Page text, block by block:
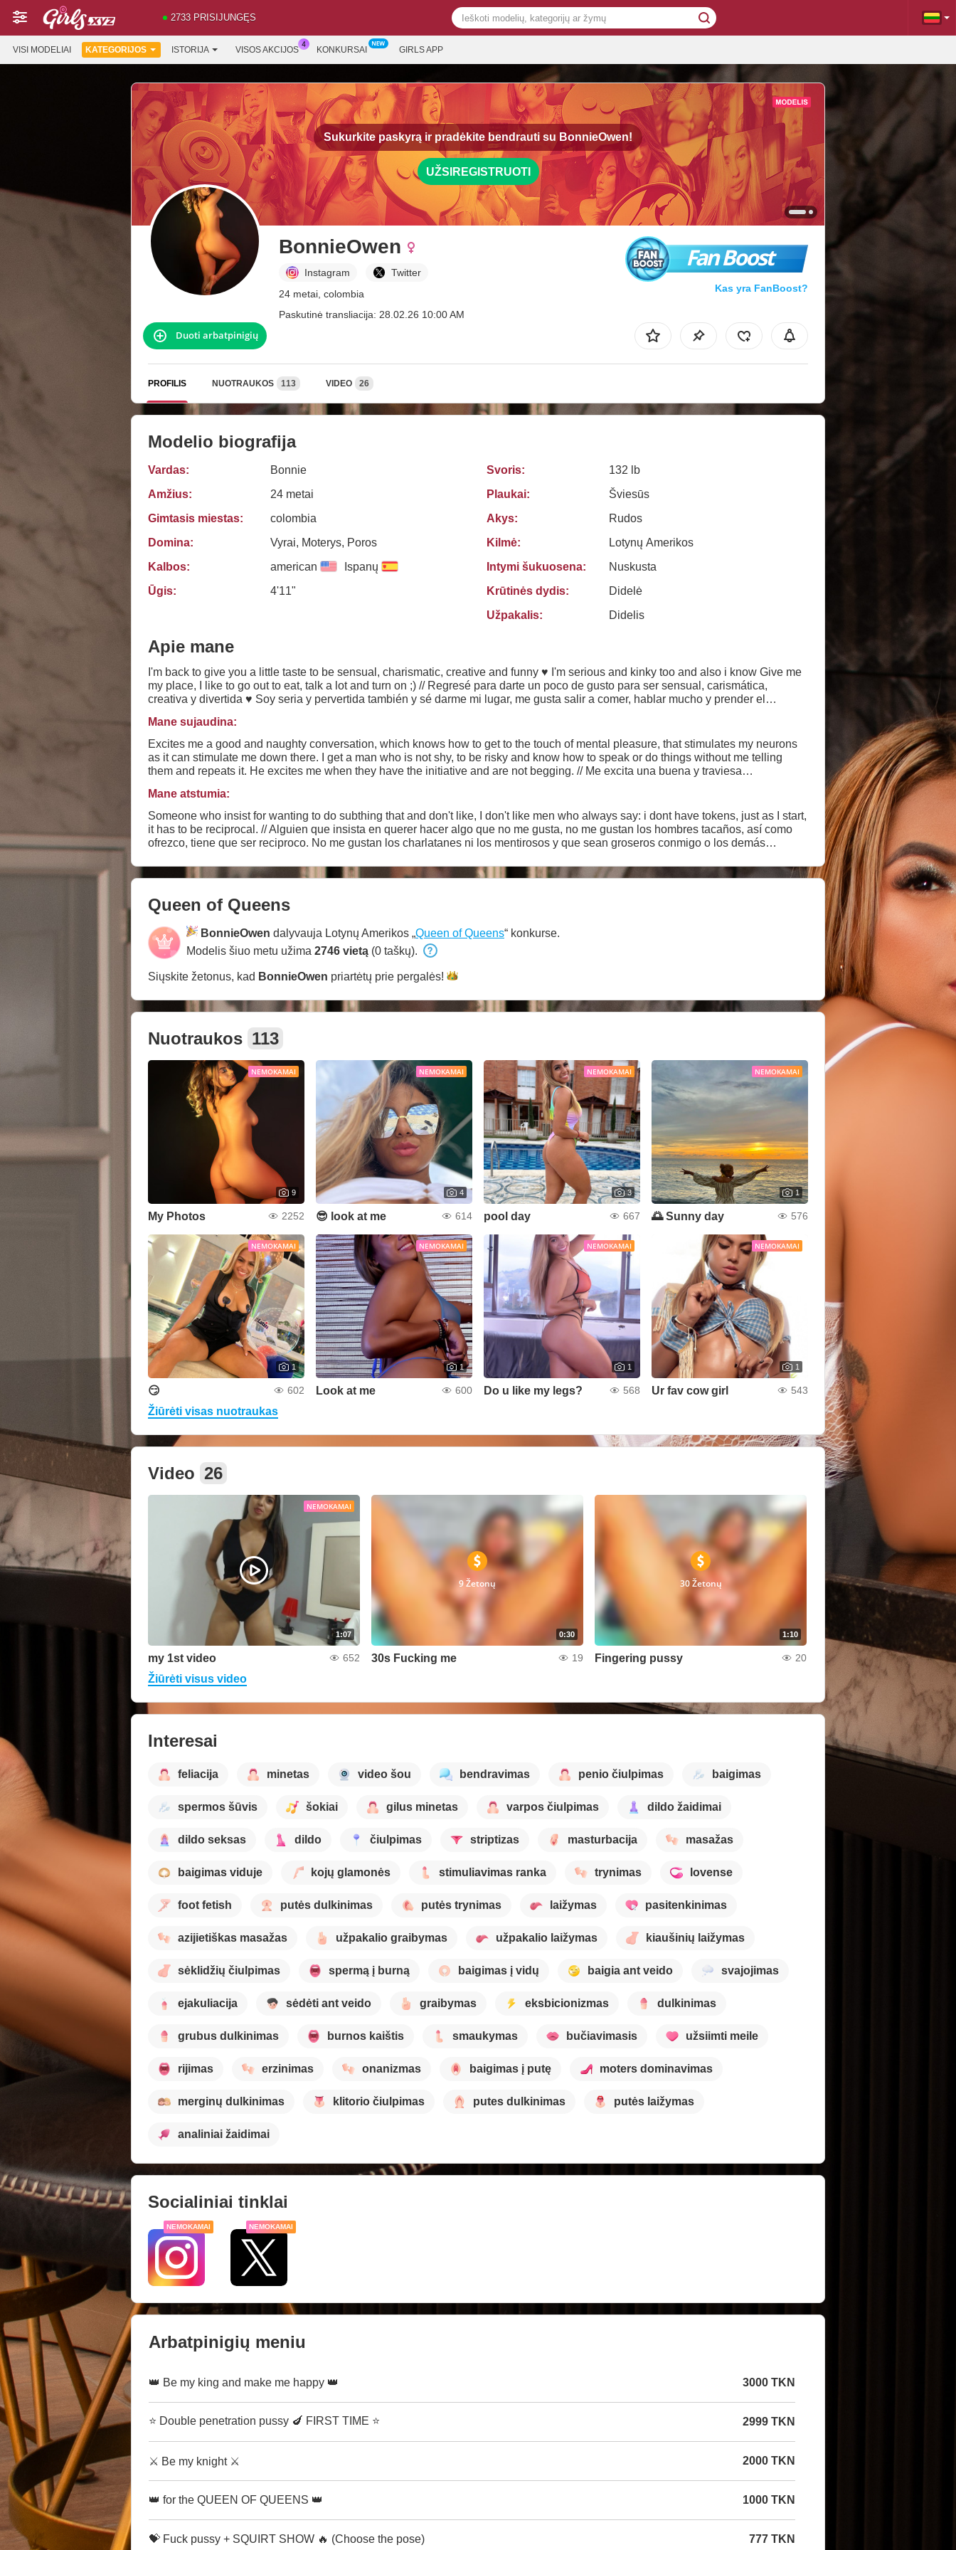
2733 PRISIJUNGĘS
VISI MODELIAI KATEGORIJOS ISTORIJA VISOS AKCIJOS KONKURSAI GIRLS APP
Sukurkite paskyrą ir pradėkite bendrauti suBonnieOwen!
UŽSIREGISTRUOTI
BonnieOwen
Instagram
Twitter
24 metai, colombia
Paskutinė transliacija: 28.02.26 10:00 AM
Fan Boost
Kas yra FanBoost?
Duoti arbatpinigių
PROFILIS NUOTRAUKOS 113 VIDEO 26
Modelio biografija
Vardas:
Bonnie
Amžius:
24 metai
Gimtasis miestas:
colombia
Domina:
Vyrai, Moterys, Poros
Kalbos:
american Ispanų
Ūgis: 4'11"
Svoris:
132 lb
Plaukai:
Šviesūs
Akys:
Rudos
Kilmė:
Lotynų Amerikos
Intymi šukuosena:
Nuskusta
Krūtinės dydis:
Didelė
Užpakalis:
Didelis
Apie mane
I'm back to give you a little taste to be sensual, charismatic, creative and funny ♥ I'm serious and kinky too and also i know Give me
my place, I like to go out to eat, talk a lot and turn on ;) // Regresé para darte un poco de gusto para ser sensual, carismática,
creativa y divertida ♥ Soy seria y pervertida también y sé darme mi lugar, me gusta salir a comer, hablar mucho y prender el
Mane sujaudina:
Excites me a good and naughty conversation, which knows how to get to the touch of mental pleasure, that stimulates my neurons
as it can stimulate me down there. I get a man who is not shy, to be risky and know how to speak or do things without me telling
them and repeats it. He excites me when they have the initiative and are not begging. // Me excita una buena y traviesa
exita un hombre que no sea tímido, que sea arriesgado y sepa como hablar o hacer las cosas sin que yo se las diga y la repita. Me
excita cuando tienen la iniciativa y no se hacen de rogar.
Mane atstumia:
Someone who insist for wanting to do subthing that and don't like, I don't like men who always say: i dont have tokens, just as I start,
it has to be reciprocal. // Alguien que insista en querer hacer algo que no me gusta, no me gustan los hombres tacaños, así como
ofrezco, tiene que ser reciproco. No me gustan los charlatanes ni los mentirosos y que sean groseros conmigo o los demás
Queen of Queens
BonnieOwen dalyvauja Lotynų Amerikos „Queen of Queens“ konkurse.
Modelis šiuo metu užima 2746 vietą (0 taškų).
Siųskite žetonus, kad BonnieOwen priartėtų prie pergalės!
Nuotraukos 113
NEMOKAMAI
9
My Photos 2252
NEMOKAMAI
4
😎 look at me 614
NEMOKAMAI
3
pool day 667
NEMOKAMAI
1
🌅 Sunny day 576
NEMOKAMAI
1
😏 602
NEMOKAMAI
1
Look at me 600
NEMOKAMAI
1
Do u like my legs? 568
NEMOKAMAI
1
Ur fav cow girl 543
Žiūrėti visas nuotraukas
Video 26
NEMOKAMAI
1:07
my 1st video 652
0:30
9 Žetonų
30s Fucking me 19
1:10
30 Žetonų
Fingering pussy 20
Žiūrėti visus video
Interesai
feliacija minetas video šou bendravimas penio čiulpimas baigimas
spermos šūvis šokiai gilus minetas varpos čiulpimas dildo žaidimai
dildo seksas dildo čiulpimas striptizas masturbacija masažas
baigimas viduje kojų glamonės stimuliavimas ranka trynimas lovense
foot fetish putės dulkinimas putės trynimas laižymas pasitenkinimas
azijietiškas masažas užpakalio graibymas užpakalio laižymas kiaušinių laižymas
sėklidžių čiulpimas spermą į burną baigimas į vidų baigia ant veido svajojimas
ejakuliacija sėdėti ant veido graibymas eksbicionizmas dulkinimas
grubus dulkinimas burnos kaištis smaukymas bučiavimasis užsiimti meile
rijimas erzinimas onanizmas baigimas į putę moters dominavimas
merginų dulkinimas klitorio čiulpimas putes dulkinimas putės laižymas
analiniai žaidimai
Socialiniai tinklai
NEMOKAMAI NEMOKAMAI
Arbatpinigių meniu
👑 Be my king and make me happy 👑 3000 TKN
⭐ Double penetration pussy 🍆 FIRST TIME ⭐ 2999 TKN
⚔ Be my knight ⚔ 2000 TKN
👑 for the QUEEN OF QUEENS 👑 1000 TKN
💝 Fuck pussy + SQUIRT SHOW 🔥 (Choose the pose) 777 TKN